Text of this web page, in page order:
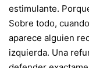
estimulante.
Sobre todo,
aparece alguien
izquierda. Una